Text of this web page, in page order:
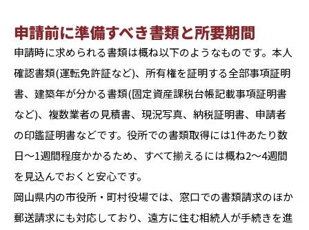
申請前に準備すべき書類と所要期間
申請時に求められる書類は概ね以下のようなものです。本人
確認書類(運転免許証など)、所有権を証明する全部事項証明
書、建築年が分かる書類(固定資産課税台帳記載事項証明書
など)、複数業者の見積書、現況写真、納税証明書、申請者
の印鑑証明書などです。役所での書類取得には1件あたり数
日〜1週間程度かかるため、すべて揃えるには概ね2〜4週間
を見込んでおくと安心です。
岡山県内の市役所・町村役場では、窓口での書類請求のほか
郵送請求にも対応しており、遠方に住む相続人が手続きを進